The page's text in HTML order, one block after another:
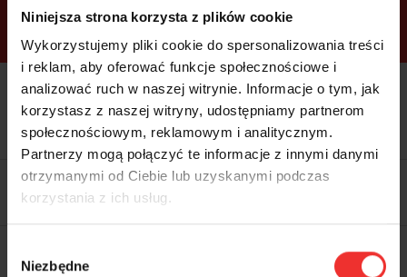
Niniejsza strona korzysta z plików cookie
Wykorzystujemy pliki cookie do spersonalizowania treści
i reklam, aby oferować funkcje społecznościowe i
analizować ruch w naszej witrynie. Informacje o tym, jak
korzystasz z naszej witryny, udostępniamy partnerom
społecznościowym, reklamowym i analitycznym.
Partnerzy mogą połączyć te informacje z innymi danymi
otrzymanymi od Ciebie lub uzyskanymi podczas
korzystania z ich usług.
zgody
Niezbędne
ramach
pakietów
VIP Premium
Kolacja z prelegentami i before
party (Hotel Sheraton, 27.10) tylko
wbilecie ALLPASS VIP
Dostępne
tylko w
bilecie
ALLPASS
VIP
Dedykowana strefa VIP z
możliwością networkingu z
prelegentami i wystawcami w
WARTOŚĆ: 1970 zł